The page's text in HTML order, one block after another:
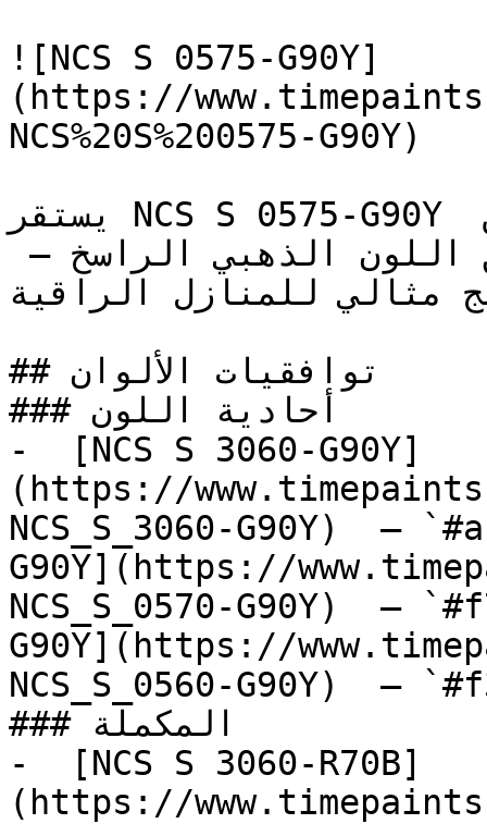
![NCS S 0575-G90Y]
(https://
NCS%20S%200575-G90Y)
يستقر NCS S 0575-G90Y في المنطقة الدافئة ليربط بين
مثالي للمنازل الراقية.
## توافقيات الألوان
### أحادية اللون
-  [NCS S 3060-G90Y]
(https://
NCS_S_3060-G90Y)  —
G90Y](https://
NCS_S_0570-G90Y)  —
G90Y](https://
NCS_S_0560-G90Y)  —
### المكملة
-  [NCS S 3060-R70B]
(https://